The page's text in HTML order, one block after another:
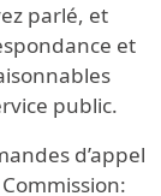
parlé, et
et
public.
d’appel